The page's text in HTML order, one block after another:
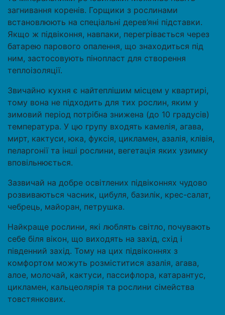
загнивання коренів. Горщики з рослинами
встановлюють на спеціальні дерев’яні підставки.
Якщо ж підвіконня, навпаки, перегрівається через
батарею парового опалення, що знаходиться під
ним, застосовують пінопласт для створення
теплоізоляції.
Звичайно кухня є найтеплішим місцем у квартирі,
тому вона не підходить для тих рослин, яким у
зимовий період потрібна знижена (до 10 градусів)
температура. У цю групу входять камелія, агава,
мирт, кактуси, юка, фуксія, цикламен, азалія, клівія,
пеларгонії та інші рослини, вегетація яких узимку
вповільнюється.
Зазвичай на добре освітлених підвіконнях чудово
розвиваються часник, цибуля, базилік, крес-салат,
чебрець, майоран, петрушка.
Найкраще рослини, які люблять світло, почувають
себе біля вікон, що виходять на захід, схід і
південний захід. Тому на цих підвіконнях з
комфортом можуть розміститися азалія, агава,
алое, молочай, кактуси, пассифлора, катарантус,
цикламен, кальцеолярія та рослини сімейства
товстянкових.